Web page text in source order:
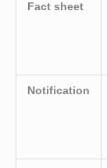
Fact sheet
Notification